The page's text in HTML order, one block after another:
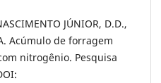
JÚNIOR, D.D.,
Acúmulo de forragem
nitrogênio. Pesquisa